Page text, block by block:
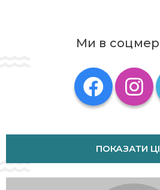
Ми в
ПОКАЗАТИ